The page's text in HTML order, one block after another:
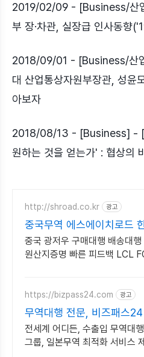
2019/02/09 - [Business/산
부 장·차관, 실장급 인사동향
2018/09/01 - [Business/산
대 산업통상자원부장관, 성윤
아보자
2018/08/13 - [Business] -
원하는 것을 얻는가' : 협상의
http://shroad.co.kr 광고
중국무역 에스에이치로드
현지법인운영 TT송금
중국 광저우 구매대행 배송대행
원산지증명 빠른 피드백 LCL
https://bizpass24.com 광고
무역대행 전문, 비즈패스24
전세계 어디든, 수출입 무역대
그룹, 일본무역 최적화 서비스